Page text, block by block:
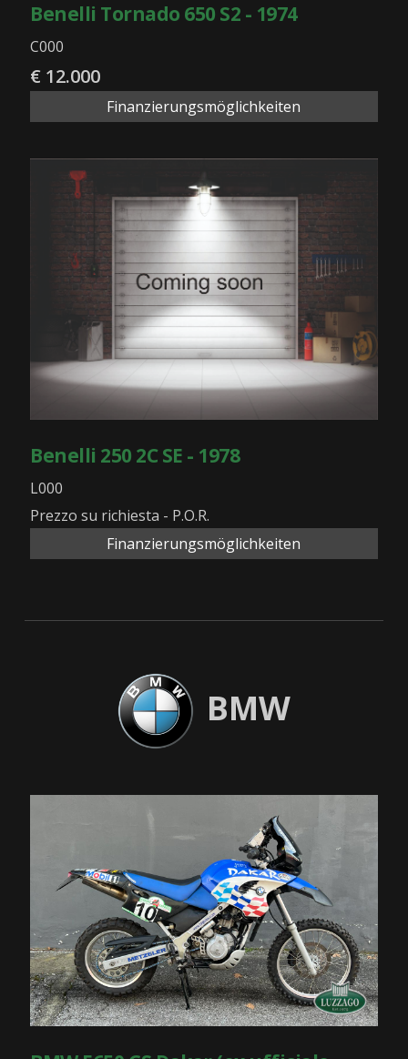
Benelli Tornado 650 S2 - 1974
C000
€ 12.000
Finanzierungsmöglichkeiten
Benelli 250 2C SE - 1978
L000
Prezzo su richiesta - P.O.R.
Finanzierungsmöglichkeiten
BMW